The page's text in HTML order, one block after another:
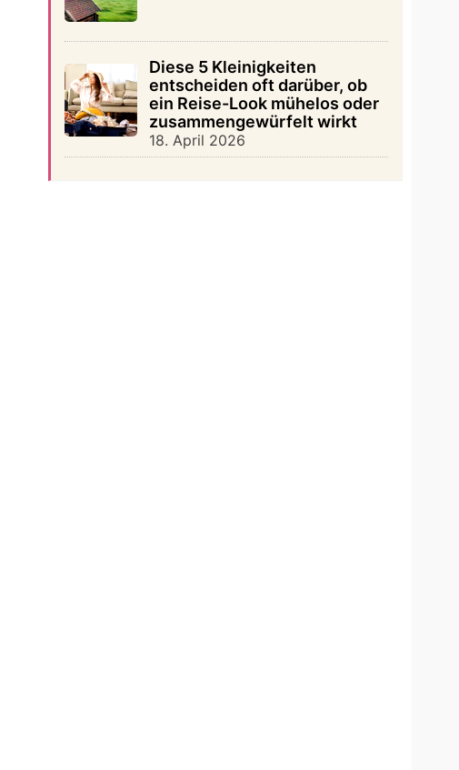
Diese 5 Kleinigkeiten
entscheiden oft darüber, ob
ein Reise-Look mühelos oder
zusammengewürfelt wirkt
18. April 2026